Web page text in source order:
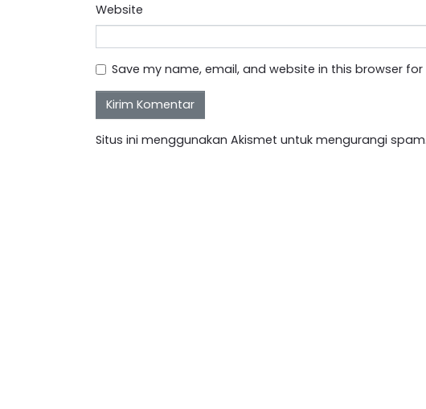
Website
Save my name, email, and website in this browser
Situs ini menggunakan Akismet untuk mengurangi spam.